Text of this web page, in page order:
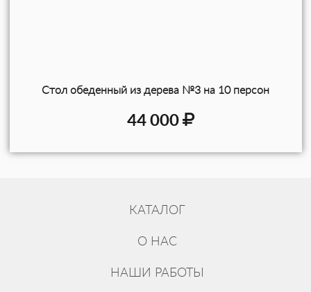
Стол обеденный из дерева №3 на 10 персон
44 000
КАТАЛОГ
О НАС
НАШИ РАБОТЫ